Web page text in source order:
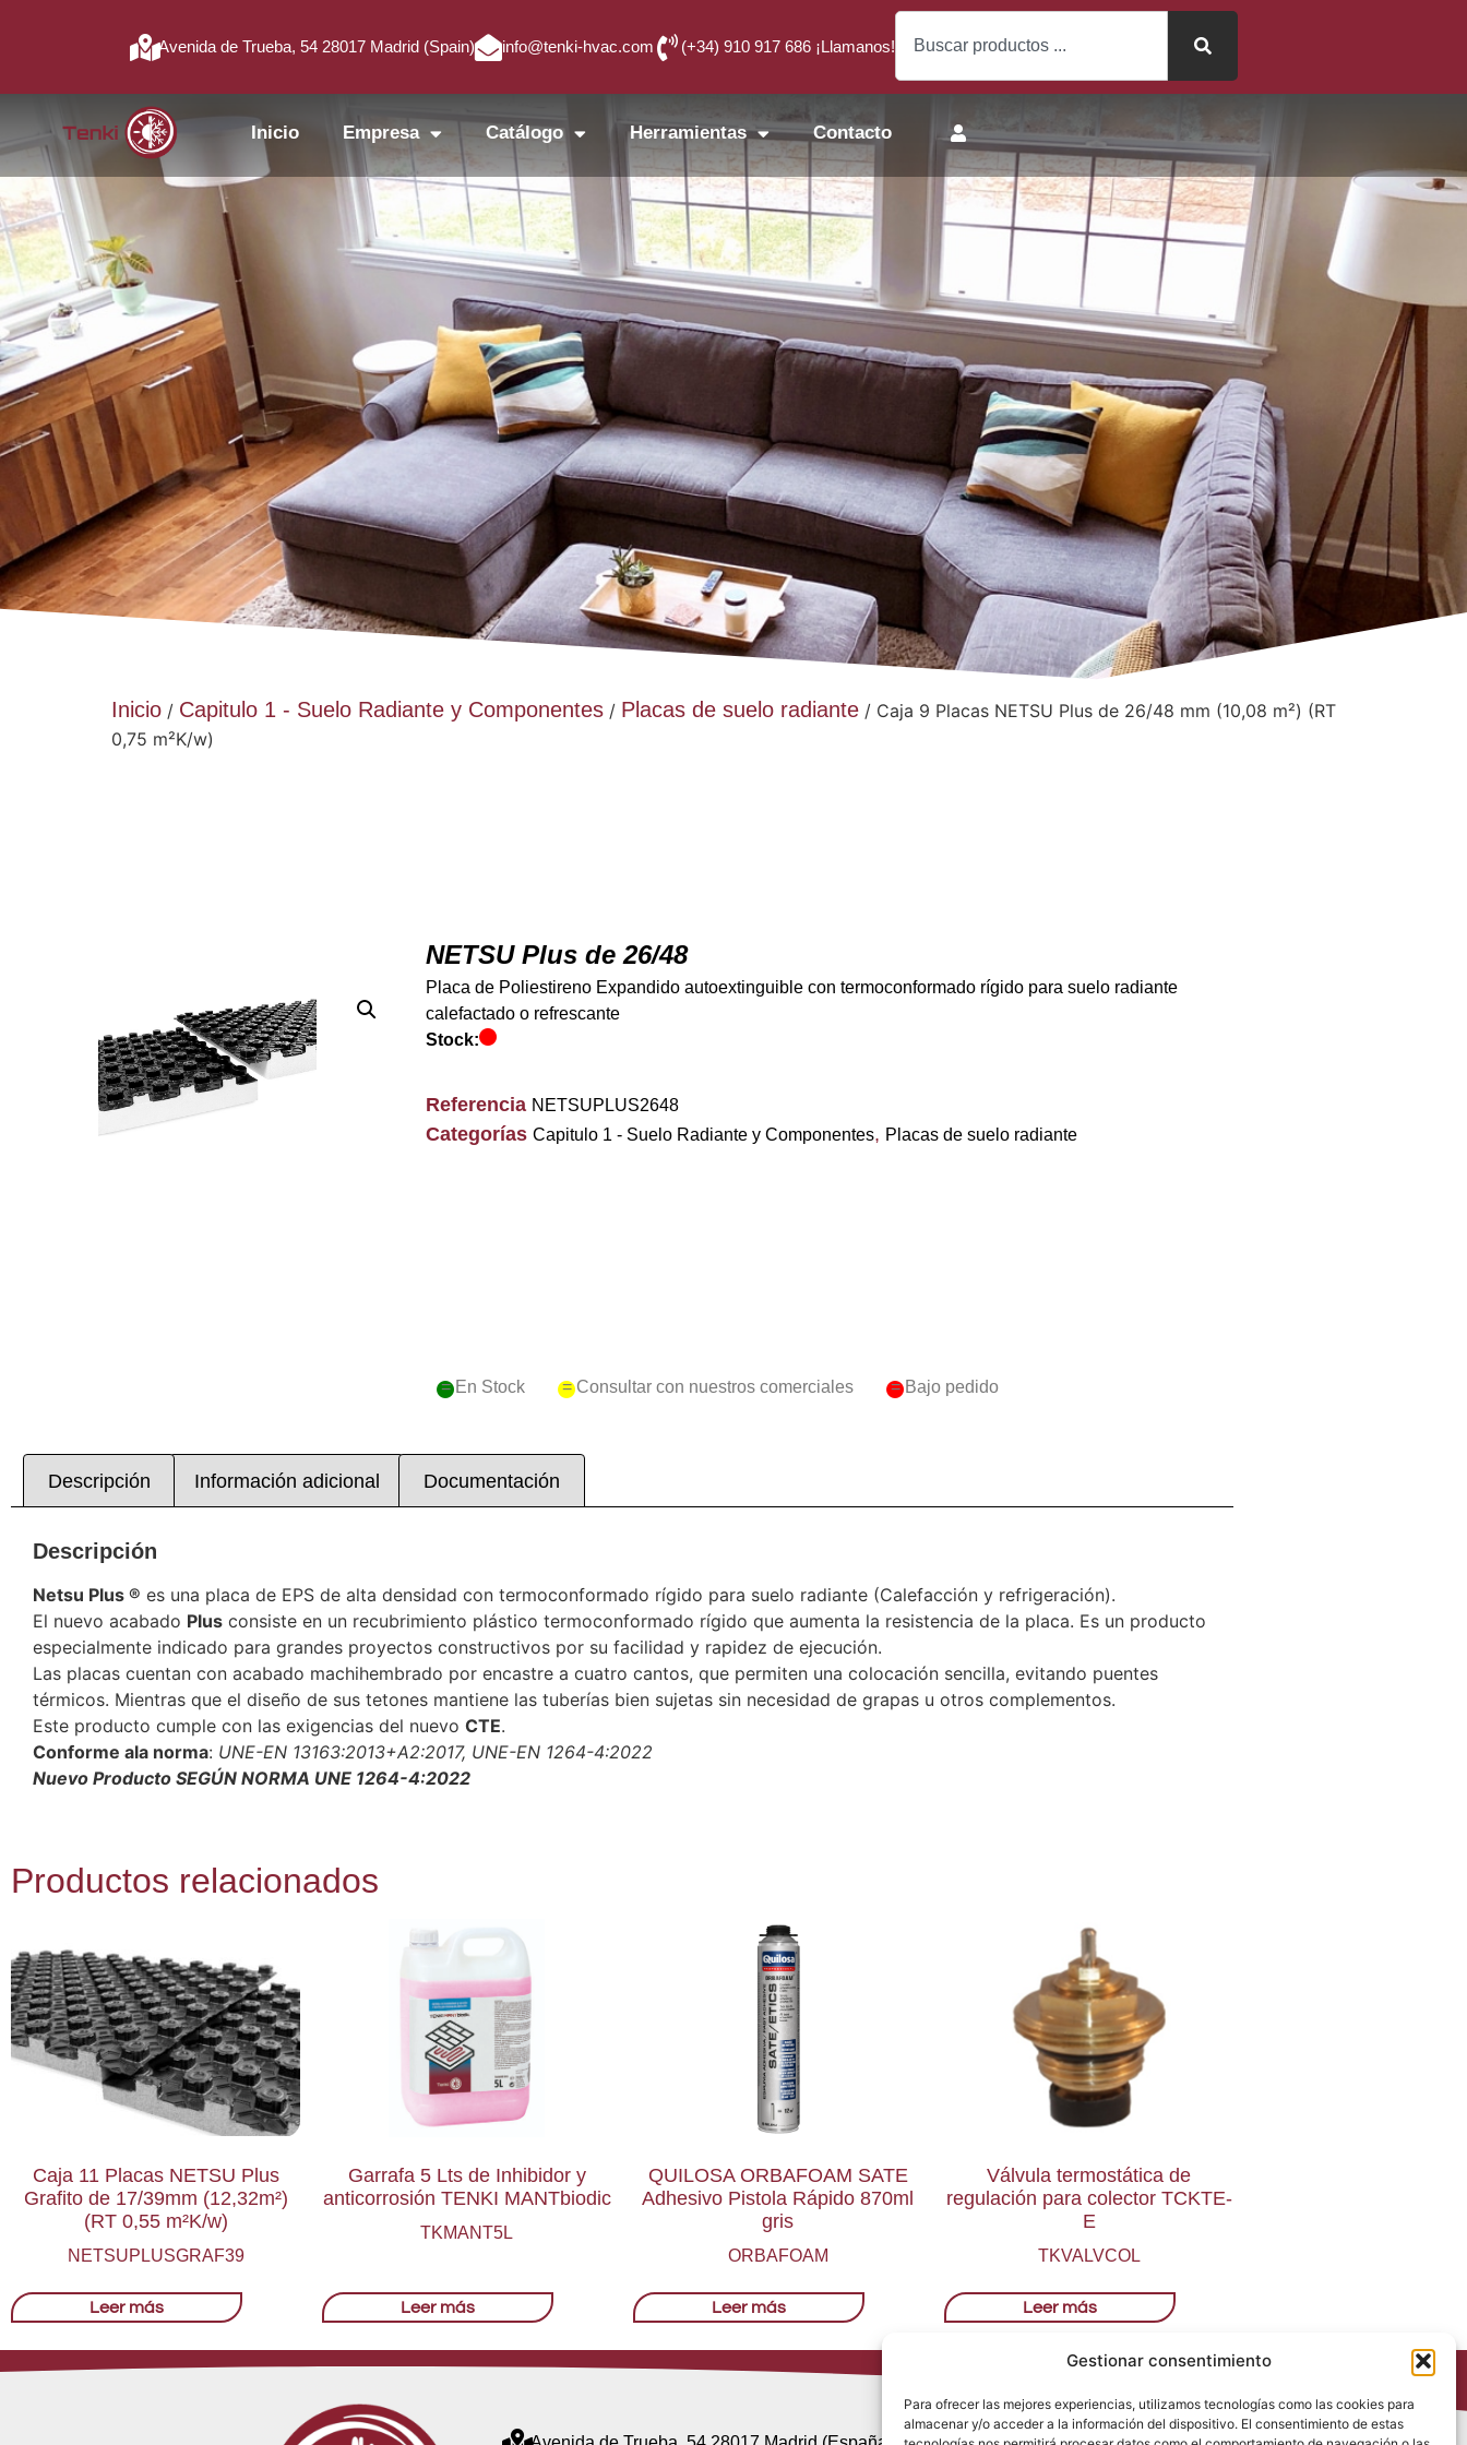
Gestionar consentimiento
Para ofrecer las mejores experiencias, utilizamos tecnologías como las cookies para
almacenar y/o acceder a la información del dispositivo. El consentimiento de estas
Avenida de Trueba, 54 28017 Madrid (Spain) info@tenki-hvac.com (+34) 910 917 686 ¡Llamanos!
Inicio Empresa Catálogo Herramientas Contacto
Inicio / Capitulo 1 - Suelo Radiante y Componentes / Placas de suelo radiante / Caja 9 Placas NETSU Plus de 26/48 mm (10,08 m²) (RT
0,75 m²K/w)
NETSU Plus de 26/48
Placa de Poliestireno Expandido autoextinguible con termoconformado rígido para suelo radiante
calefactado o refrescante
Stock:
Referencia NETSUPLUS2648
Categorías Capitulo 1 - Suelo Radiante y Componentes, Placas de suelo radiante
= En Stock = Consultar con nuestros comerciales = Bajo pedido
Descripción Información adicional Documentación
Descripción
Netsu Plus ® es una placa de EPS de alta densidad con termoconformado rígido para suelo radiante (Calefacción y refrigeración).
El nuevo acabado Plus consiste en un recubrimiento plástico termoconformado rígido que aumenta la resistencia de la placa. Es un producto
especialmente indicado para grandes proyectos constructivos por su facilidad y rapidez de ejecución.
Las placas cuentan con acabado machihembrado por encastre a cuatro cantos, que permiten una colocación sencilla, evitando puentes
térmicos. Mientras que el diseño de sus tetones mantiene las tuberías bien sujetas sin necesidad de grapas u otros complementos.
Este producto cumple con las exigencias del nuevo CTE.
Conforme ala norma: UNE-EN 13163:2013+A2:2017, UNE-EN 1264-4:2022
Nuevo Producto SEGÚN NORMA UNE 1264-4:2022
Productos relacionados
Caja 11 Placas NETSU Plus
Grafito de 17/39mm (12,32m²)
(RT 0,55 m²K/w)
NETSUPLUSGRAF39
Leer más
Garrafa 5 Lts de Inhibidor y
anticorrosión TENKI MANTbiodic
TKMANT5L
Leer más
QUILOSA ORBAFOAM SATE
Adhesivo Pistola Rápido 870ml
gris
ORBAFOAM
Leer más
Válvula termostática de
regulación para colector TCKTE-
E
TKVALVCOL
Leer más